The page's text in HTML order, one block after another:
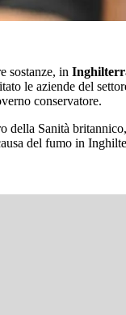
sostanze, in
le aziende del
conservatore.
della Sanità britannico,
del fumo in